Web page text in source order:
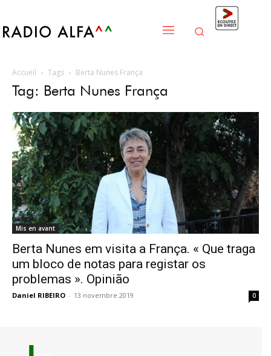
Accueil Tags Berta Nunes França
Tag: Berta Nunes França
Mis en avant
Berta Nunes em visita a França. « Que traga
um bloco de notas para registar os
problemas ». Opinião
Daniel RIBEIRO - 13 novembre 2019 0